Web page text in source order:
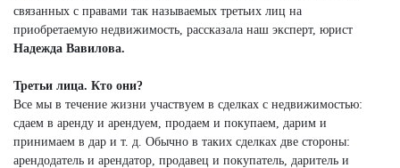
связанных с правами так называемых третьих лиц на
приобретаемую недвижимость, рассказала наш эксперт, юрист
Надежда Вавилова.
Третьи лица. Кто они?
Все мы в течение жизни участвуем в сделках с недвижимостью:
сдаем в аренду и арендуем, продаем и покупаем, дарим и
принимаем в дар и т. д. Обычно в таких сделках две стороны:
арендодатель и арендатор, продавец и покупатель, даритель и